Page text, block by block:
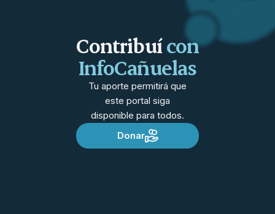
Contribuícon
InfoCañuelas
Tu aporte permitirá que
este portal siga
disponible para todos.
Donar